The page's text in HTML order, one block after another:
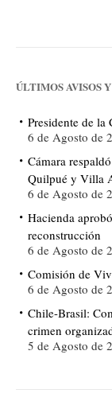
ÚLTIMOS AVISOS
Presidente de la
6 de Agosto de
Cámara
Quilpué y Villa
6 de Agosto de
Hacienda
reconstrucción
6 de Agosto de
Comisión de
6 de Agosto de
Chile-Brasil:
crimen
5 de Agosto de